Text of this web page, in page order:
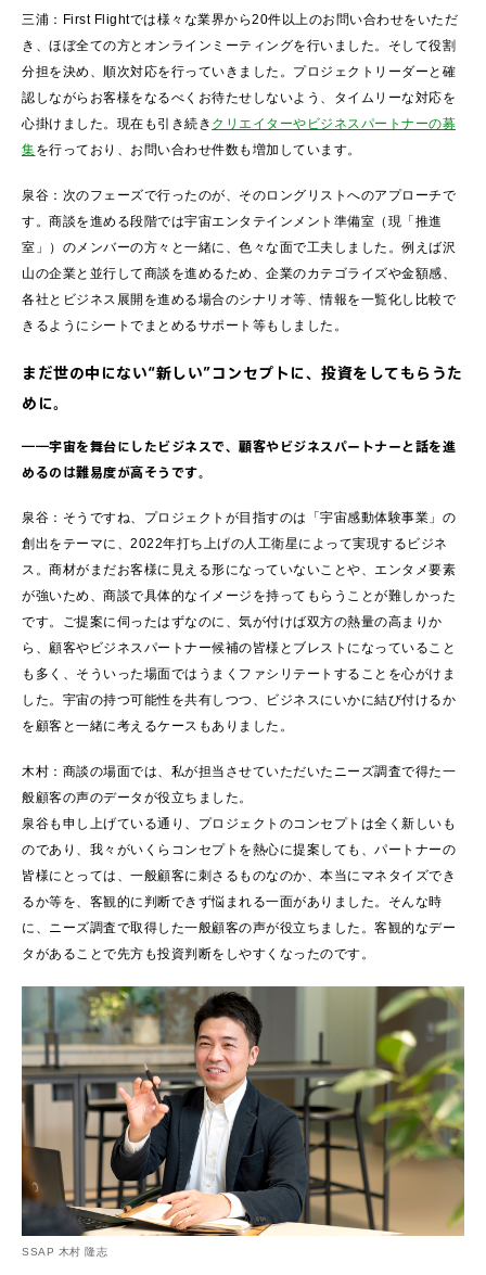
三浦：First Flightでは様々な業界から20件以上のお問い合わせをいただ
き、ほぼ全ての方とオンラインミーティングを行いました。そして役割
分担を決め、順次対応を行っていきました。プロジェクトリーダーと確
認しながらお客様をなるべくお待たせしないよう、タイムリーな対応を
心掛けました。現在も引き続き クリエイターやビジネスパートナーの募
集を行っており、お問い合わせ件数も増加しています。
泉谷：次のフェーズで行ったのが、そのロングリストへのアプローチで
す。商談を進める段階では宇宙エンタテインメント準備室（現「推進
室」）のメンバーの方々と一緒に、色々な面で工夫しました。例えば沢
山の企業と並行して商談を進めるため、企業のカテゴライズや金額感、
各社とビジネス展開を進める場合のシナリオ等、情報を一覧化し比較で
きるようにシートでまとめるサポート等もしました。
まだ世の中にない“新しい”コンセプトに、投資をしてもらうた
めに。
――宇宙を舞台にしたビジネスで、顧客やビジネスパートナーと話を進
めるのは難易度が高そうです。
泉谷：そうですね、プロジェクトが目指すのは「宇宙感動体験事業」の
創出をテーマに、2022年打ち上げの人工衛星によって実現するビジネ
ス。商材がまだお客様に見える形になっていないことや、エンタメ要素
が強いため、商談で具体的なイメージを持ってもらうことが難しかった
です。ご提案に伺ったはずなのに、気が付けば双方の熱量の高まりか
ら、顧客やビジネスパートナー候補の皆様とブレストになっていること
も多く、そういった場面ではうまくファシリテートすることを心がけま
した。宇宙の持つ可能性を共有しつつ、ビジネスにいかに結び付けるか
を顧客と一緒に考えるケースもありました。
木村：商談の場面では、私が担当させていただいたニーズ調査で得た一
般顧客の声のデータが役立ちました。
泉谷も申し上げている通り、プロジェクトのコンセプトは全く新しいも
のであり、我々がいくらコンセプトを熱心に提案しても、パートナーの
皆様にとっては、一般顧客に刺さるものなのか、本当にマネタイズでき
るか等を、客観的に判断できず悩まれる一面がありました。そんな時
に、ニーズ調査で取得した一般顧客の声が役立ちました。客観的なデー
タがあることで先方も投資判断をしやすくなったのです。
SSAP 木村 隆志